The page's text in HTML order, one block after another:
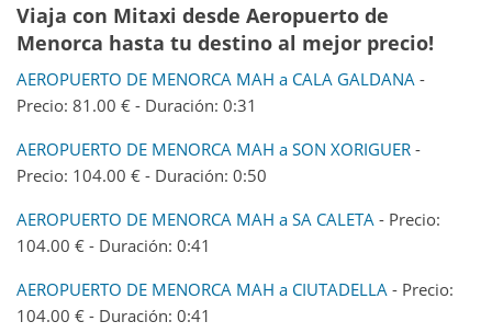
Viaja con Mitaxi desde Aeropuerto de
Menorca hasta tu destino al mejor precio!
AEROPUERTO DE MENORCA MAH a CALA GALDANA -
Precio: 81.00 € - Duración: 0:31
AEROPUERTO DE MENORCA MAH a SON XORIGUER -
Precio: 104.00 € - Duración: 0:50
AEROPUERTO DE MENORCA MAH a SA CALETA - Precio:
104.00 € - Duración: 0:41
AEROPUERTO DE MENORCA MAH a CIUTADELLA - Precio:
104.00 € - Duración: 0:41